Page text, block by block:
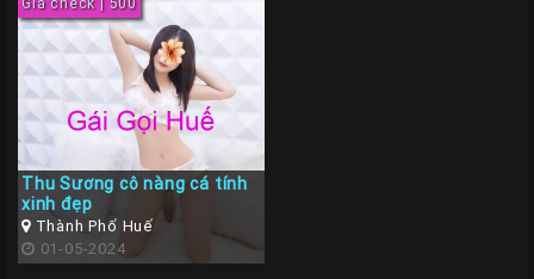
Chủ
Gái
gọi
Huế
Gái
Gọi
Huế
Giá
Thu Sương cô nàng cá tính
xinh đẹp
Thành Phố Huế
01-05-2024